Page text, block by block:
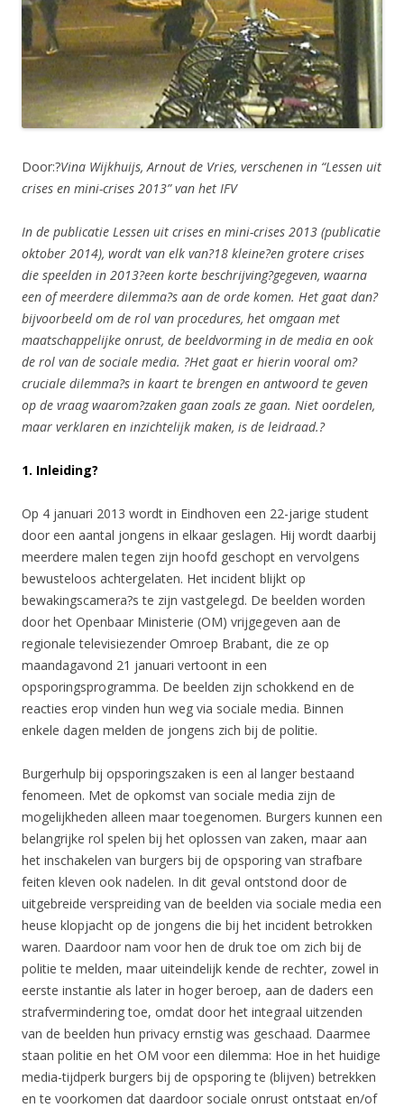
Door:?Vina Wijkhuijs, Arnout de Vries, verschenen in “Lessen uit
crises en mini-crises 2013” van het IFV
In de publicatie Lessen uit crises en mini-crises 2013 (publicatie
oktober 2014), wordt van elk van?18 kleine?en grotere crises
die speelden in 2013?een korte beschrijving?gegeven, waarna
een of meerdere dilemma?s aan de orde komen. Het gaat dan?
bijvoorbeeld om de rol van procedures, het omgaan met
maatschappelijke onrust, de beeldvorming in de media en ook
de rol van de sociale media. ?Het gaat er hierin vooral om?
cruciale dilemma?s in kaart te brengen en antwoord te geven
op de vraag waarom?zaken gaan zoals ze gaan. Niet oordelen,
maar verklaren en inzichtelijk maken, is de leidraad.?
1. Inleiding?
Op 4 januari 2013 wordt in Eindhoven een 22-jarige student
door een aantal jongens in elkaar geslagen. Hij wordt daarbij
meerdere malen tegen zijn hoofd geschopt en vervolgens
bewusteloos achtergelaten. Het incident blijkt op
bewakingscamera?s te zijn vastgelegd. De beelden worden
door het Openbaar Ministerie (OM) vrijgegeven aan de
regionale televisiezender Omroep Brabant, die ze op
maandagavond 21 januari vertoont in een
opsporingsprogramma. De beelden zijn schokkend en de
reacties erop vinden hun weg via sociale media. Binnen
enkele dagen melden de jongens zich bij de politie.
Burgerhulp bij opsporingszaken is een al langer bestaand
fenomeen. Met de opkomst van sociale media zijn de
mogelijkheden alleen maar toegenomen. Burgers kunnen een
belangrijke rol spelen bij het oplossen van zaken, maar aan
het inschakelen van burgers bij de opsporing van strafbare
feiten kleven ook nadelen. In dit geval ontstond door de
uitgebreide verspreiding van de beelden via sociale media een
heuse klopjacht op de jongens die bij het incident betrokken
waren. Daardoor nam voor hen de druk toe om zich bij de
politie te melden, maar uiteindelijk kende de rechter, zowel in
eerste instantie als later in hoger beroep, aan de daders een
strafvermindering toe, omdat door het integraal uitzenden
van de beelden hun privacy ernstig was geschaad. Daarmee
staan politie en het OM voor een dilemma: Hoe in het huidige
media-tijdperk burgers bij de opsporing te (blijven) betrekken
en te voorkomen dat daardoor sociale onrust ontstaat en/of